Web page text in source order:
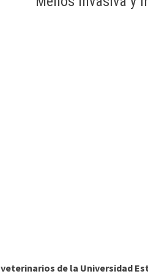
veterinarios de la Universidad